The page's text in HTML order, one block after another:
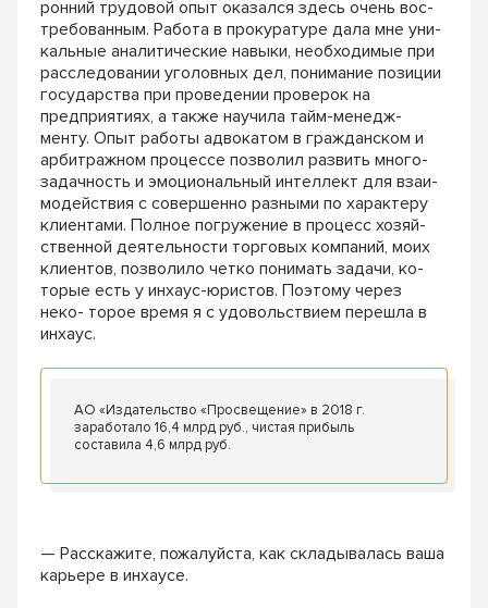
ронний трудовой опыт оказался здесь очень вос-
требованным. Работа в прокуратуре дала мне уни-
кальные аналитические навыки, необходимые при
расследовании уголовных дел, понимание позиции
государства при проведении проверок на
предприятиях, а также научила тайм-менедж-
менту. Опыт работы адвокатом в гражданском и
арбитражном процессе позволил развить много-
задачность и эмоциональный интеллект для взаи-
модействия с совершенно разными по характеру
клиентами. Полное погружение в процесс хозяй-
ственной деятельности торговых компаний, моих
клиентов, позволило четко понимать задачи, ко-
торые есть у инхаус-юристов. Поэтому через
неко- торое время я с удовольствием перешла в
инхаус.
АО «Издательство «Просвещение» в 2018 г.
заработало 16,4 млрд руб., чистая прибыль
составила 4,6 млрд руб.
— Расскажите, пожалуйста, как складывалась ваша
карьере в инхаусе.